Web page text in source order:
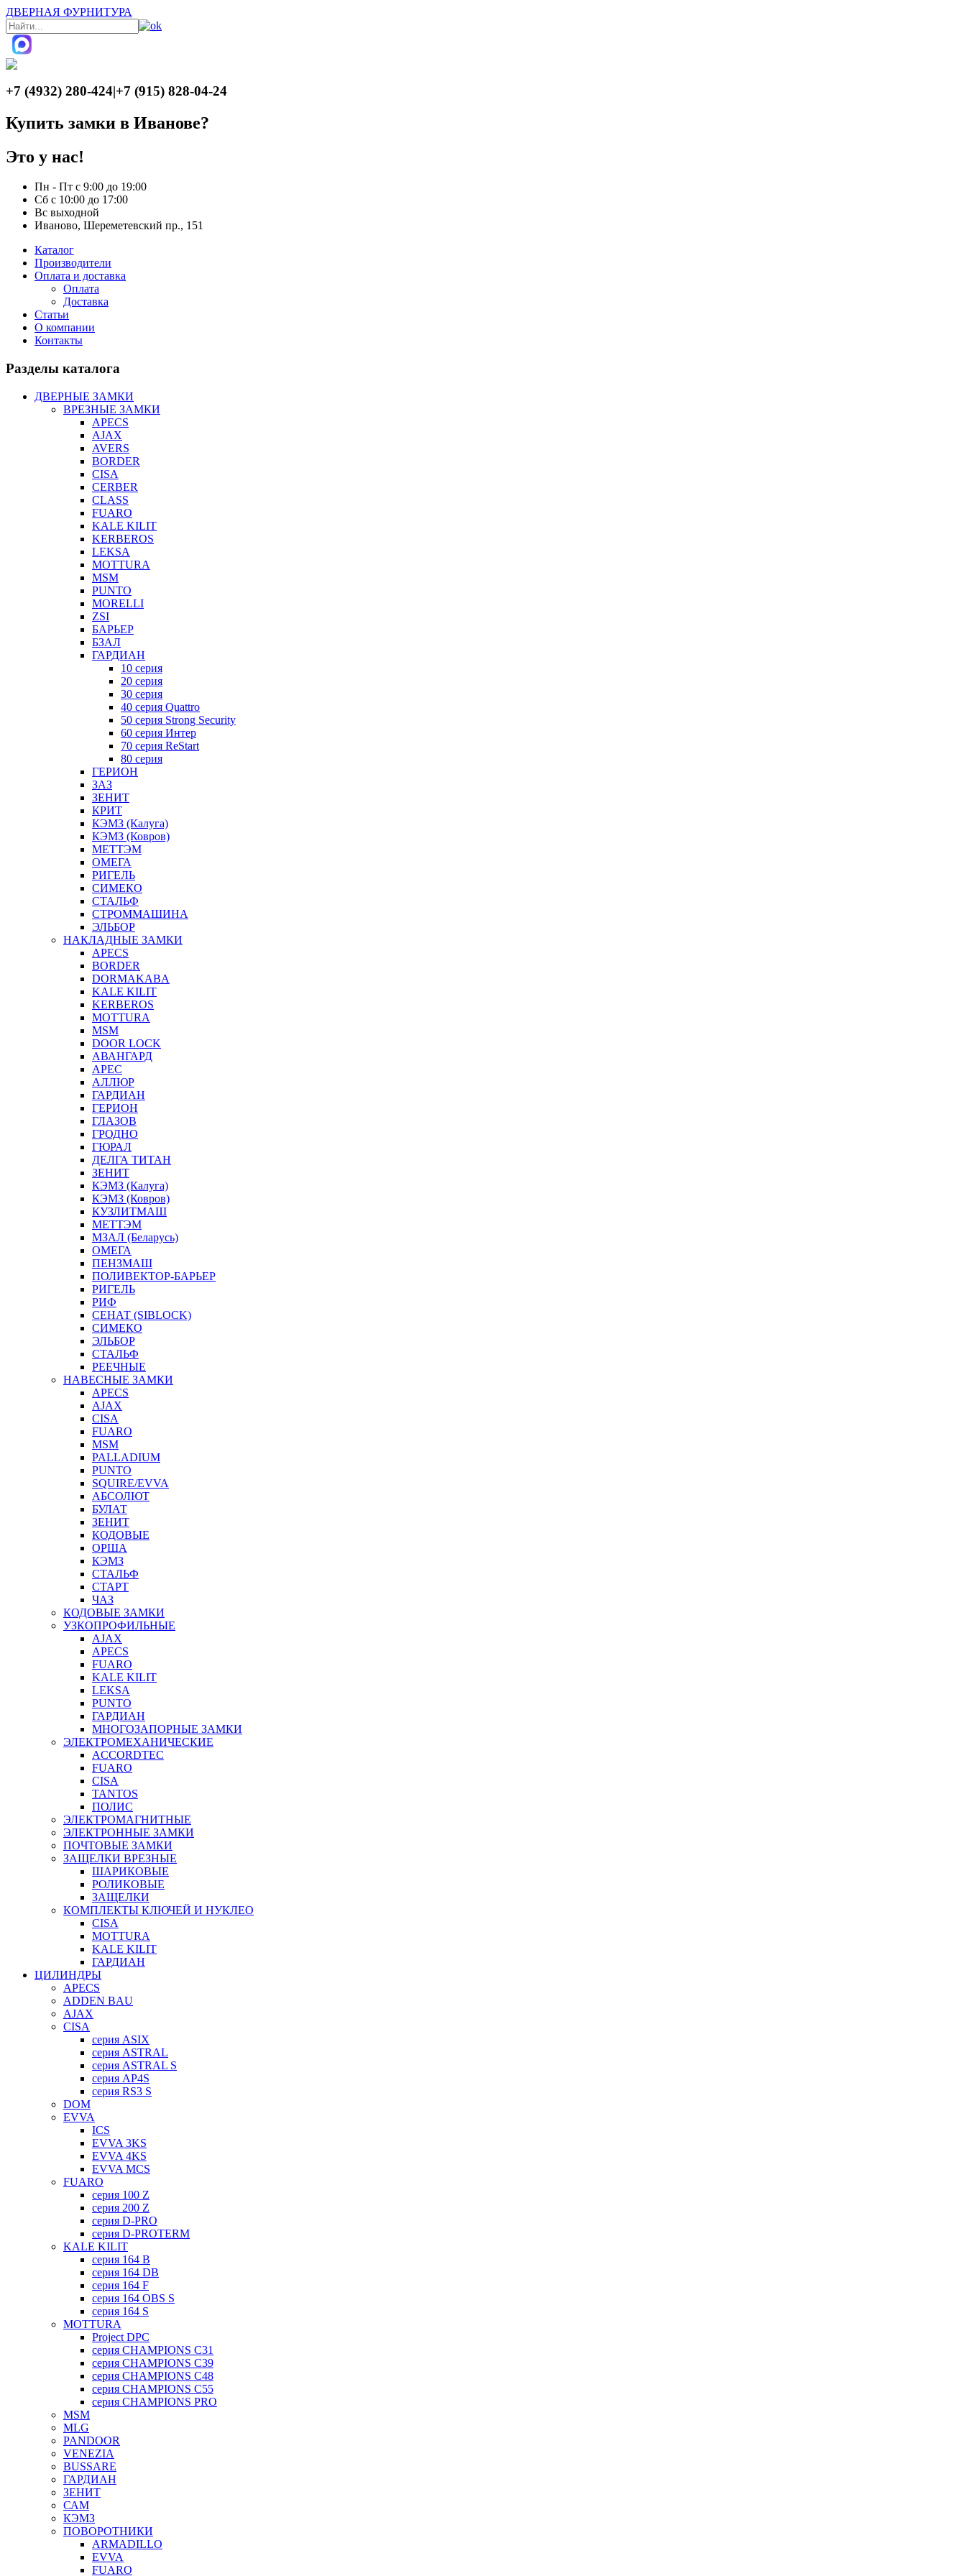
ДВЕРНАЯ ФУРНИТУРА
+7 (4932) 280-424|+7 (915) 828-04-24
Купить замки в Иванове?
Это у нас!
Пн - Пт с 9:00 до 19:00
Сб с 10:00 до 17:00
Вс выходной
Иваново, Шереметевский пр., 151
Каталог
Производители
Оплата и доставка
Оплата
Доставка
Статьи
О компании
Контакты
Разделы каталога
ДВЕРНЫЕ ЗАМКИ
ВРЕЗНЫЕ ЗАМКИ
APECS
AJAX
AVERS
BORDER
CISA
CERBER
CLASS
FUARO
KALE KILIT
KERBEROS
LEKSA
MOTTURA
MSM
PUNTO
MORELLI
ZSI
БАРЬЕР
БЗАЛ
ГАРДИАН
10 серия
20 серия
30 серия
40 серия Quattro
50 серия Strong Security
60 серия Интер
70 серия ReStart
80 серия
ГЕРИОН
ЗАЗ
ЗЕНИТ
КРИТ
КЭМЗ (Калуга)
КЭМЗ (Ковров)
МЕТТЭМ
ОМЕГА
РИГЕЛЬ
СИМЕКО
СТАЛЬФ
СТРОММАШИНА
ЭЛЬБОР
НАКЛАДНЫЕ ЗАМКИ
APECS
BORDER
DORMAKABA
KALE KILIT
KERBEROS
MOTTURA
MSM
DOOR LOCK
АВАНГАРД
АРЕС
АЛЛЮР
ГАРДИАН
ГЕРИОН
ГЛАЗОВ
ГРОДНО
ГЮРАЛ
ДЕЛГА ТИТАН
ЗЕНИТ
КЭМЗ (Калуга)
КЭМЗ (Ковров)
КУЗЛИТМАШ
МЕТТЭМ
МЗАЛ (Беларусь)
ОМЕГА
ПЕНЗМАШ
ПОЛИВЕКТОР-БАРЬЕР
РИГЕЛЬ
РИФ
СЕНАТ (SIBLOCK)
СИМЕКО
ЭЛЬБОР
СТАЛЬФ
РЕЕЧНЫЕ
НАВЕСНЫЕ ЗАМКИ
APECS
AJAX
CISA
FUARO
MSM
PALLADIUM
PUNTO
SQUIRE/EVVA
АБСОЛЮТ
БУЛАТ
ЗЕНИТ
КОДОВЫЕ
ОРША
КЭМЗ
СТАЛЬФ
СТАРТ
ЧАЗ
КОДОВЫЕ ЗАМКИ
УЗКОПРОФИЛЬНЫЕ
AJAX
APECS
FUARO
KALE KILIT
LEKSA
PUNTO
ГАРДИАН
МНОГОЗАПОРНЫЕ ЗАМКИ
ЭЛЕКТРОМЕХАНИЧЕСКИЕ
ACCORDTEC
FUARO
CISA
TANTOS
ПОЛИС
ЭЛЕКТРОМАГНИТНЫЕ
ЭЛЕКТРОННЫЕ ЗАМКИ
ПОЧТОВЫЕ ЗАМКИ
ЗАЩЕЛКИ ВРЕЗНЫЕ
ШАРИКОВЫЕ
РОЛИКОВЫЕ
ЗАЩЕЛКИ
КОМПЛЕКТЫ КЛЮЧЕЙ И НУКЛЕО
CISA
MOTTURA
KALE KILIT
ГАРДИАН
ЦИЛИНДРЫ
APECS
ADDEN BAU
AJAX
CISA
серия ASIX
серия ASTRAL
серия ASTRAL S
серия AP4S
серия RS3 S
DOM
EVVA
ICS
EVVA 3KS
EVVA 4KS
EVVA MCS
FUARO
серия 100 Z
серия 200 Z
серия D-PRO
серия D-PROTERM
KALE KILIT
серия 164 B
серия 164 DB
серия 164 F
серия 164 OBS S
серия 164 S
MOTTURA
Project DPC
серия CHAMPIONS C31
серия CHAMPIONS C39
серия CHAMPIONS C48
серия CHAMPIONS C55
серия CHAMPIONS PRO
MSM
MLG
PANDOOR
VENEZIA
BUSSARE
ГАРДИАН
ЗЕНИТ
САМ
КЭМЗ
ПОВОРОТНИКИ
ARMADILLO
EVVA
FUARO